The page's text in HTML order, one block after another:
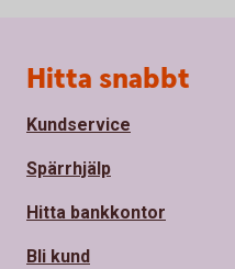
Sidfot
Hitta snabbt
Kundservice
Spärrhjälp
Hitta bankkontor
Bli kund